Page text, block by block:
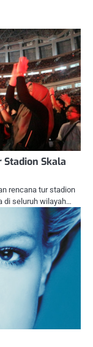
Stadion Skala
rencana tur stadion
di seluruh wilayah…